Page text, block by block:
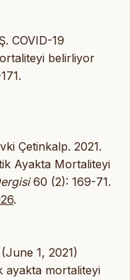
COVID-19
belirliyor
Çetinkalp. 2021.
Ayakta Mortaliteyi
60 (2): 169-71.
.
1, 2021)
ayakta mortaliteyi